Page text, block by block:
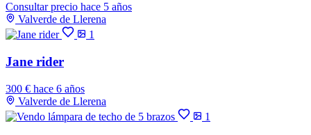
Consultar precio hace 5 años
Valverde de Llerena
1
Jane rider
300 € hace 6 años
Valverde de Llerena
1